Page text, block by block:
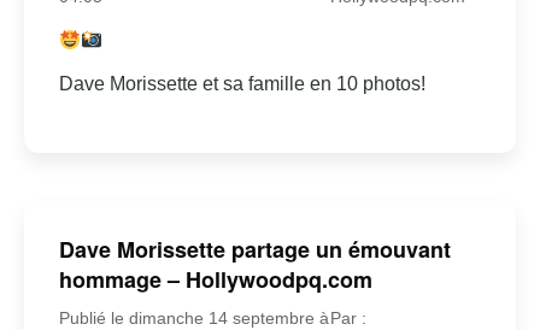
Dave Morissette et sa famille en 10 photos!
Dave Morissette partage un émouvant
hommage – Hollywoodpq.com
Publié le dimanche 14 septembre àPar :